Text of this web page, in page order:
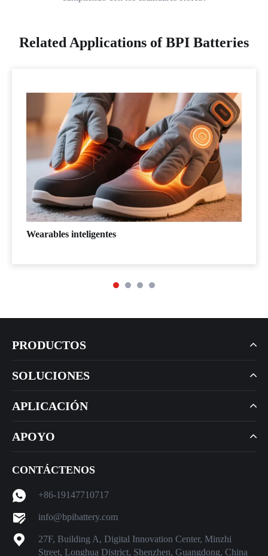
Related Applications of BPI Batteries
Wearables inteligentes
PRODUCTOS
SOLUCIONES
APLICACIÓN
APOYO
CONTÁCTENOS
+86-19147710717
info@bpibattery.com
27F, Building A, Digital Innovation Center, Minzhi
Street, Longhua District, Shenzhen, Guangdong, China